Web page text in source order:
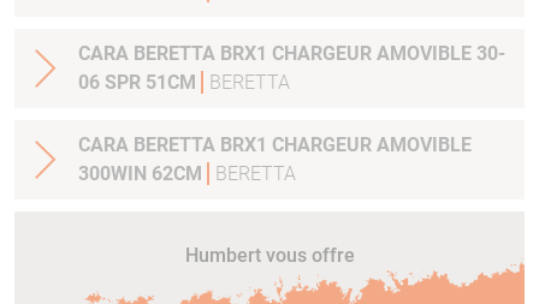
CARA BERETTA BRX1 CHARGEUR AMOVIBLE 30-
06 SPR 51CM
BERETTA
CARA BERETTA BRX1 CHARGEUR AMOVIBLE
300WIN 62CM
BERETTA
Humbert vous offre